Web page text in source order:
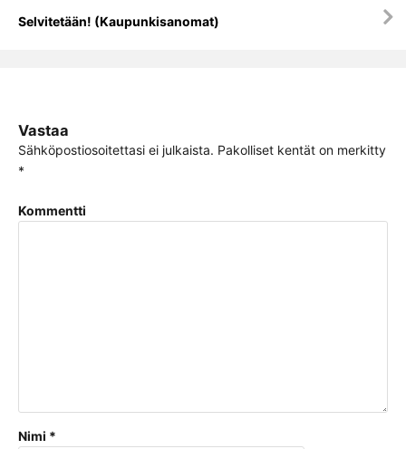
Selvitetään! (Kaupunkisanomat)
Vastaa
Sähköpostiosoitettasi ei julkaista. Pakolliset kentät on merkitty
*
Kommentti
Nimi *